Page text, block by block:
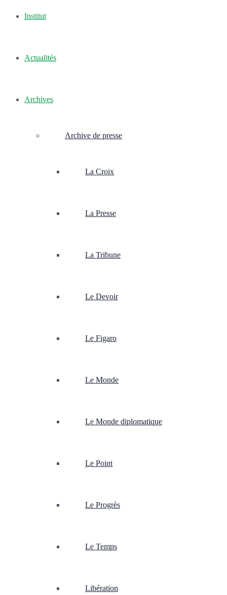
Institut
Actualités
Archives
Archive de presse
La Croix
La Presse
La Tribune
Le Devoir
Le Figaro
Le Monde
Le Monde diplomatique
Le Point
Le Progrès
Le Temps
Libération